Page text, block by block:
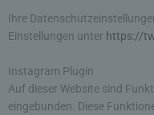
Ihre
Einstellungen unter https://
Instagram Plugin
Auf dieser Website sind
eingebunden. Diese
Durch den Einsatz
bereitstellen, die
möglich wären.